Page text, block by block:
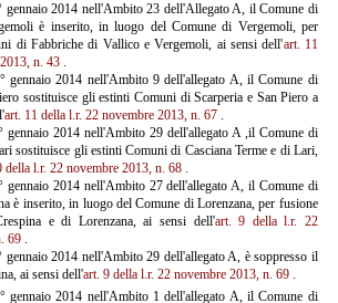
gennaio 2014 nell'Ambito 23 dell'Allegato A, il Comune di
è inserito, in luogo del Comune di Vergemoli, per
di Fabbriche di Vallico e Vergemoli, ai sensi dell'art. 11
n. 43.
gennaio 2014 nell'Ambito 9 dell'allegato A, il Comune di
sostituisce gli estinti Comuni di Scarperia e San Piero a
art. 11 della l.r. 22 novembre 2013, n. 67.
gennaio 2014 nell'Ambito 29 dell'allegato A ,il Comune di
sostituisce gli estinti Comuni di Casciana Terme e di Lari,
della l.r. 22 novembre 2013, n. 68 .
gennaio 2014 nell'Ambito 27 dell'allegato A, il Comune di
è inserito, in luogo del Comune di Lorenzana, per fusione
e di Lorenzana, ai sensi dell'art. 9 della l.r. 22
69.
gennaio 2014 nell'Ambito 29 dell'allegato A, è soppresso il
ai sensi dell'art. 9 della l.r. 22 novembre 2013, n. 69.
gennaio 2014 nell'Ambito 1 dell'allegato A, il Comune di